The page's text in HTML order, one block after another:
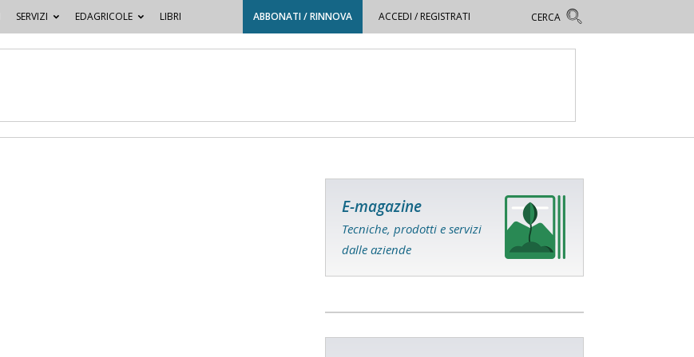
SERVIZI EDAGRICOLE LIBRI ABBONATI / RINNOVA ACCEDI / REGISTRATI
E-magazine
Tecniche, prodotti e servizi
dalle aziende